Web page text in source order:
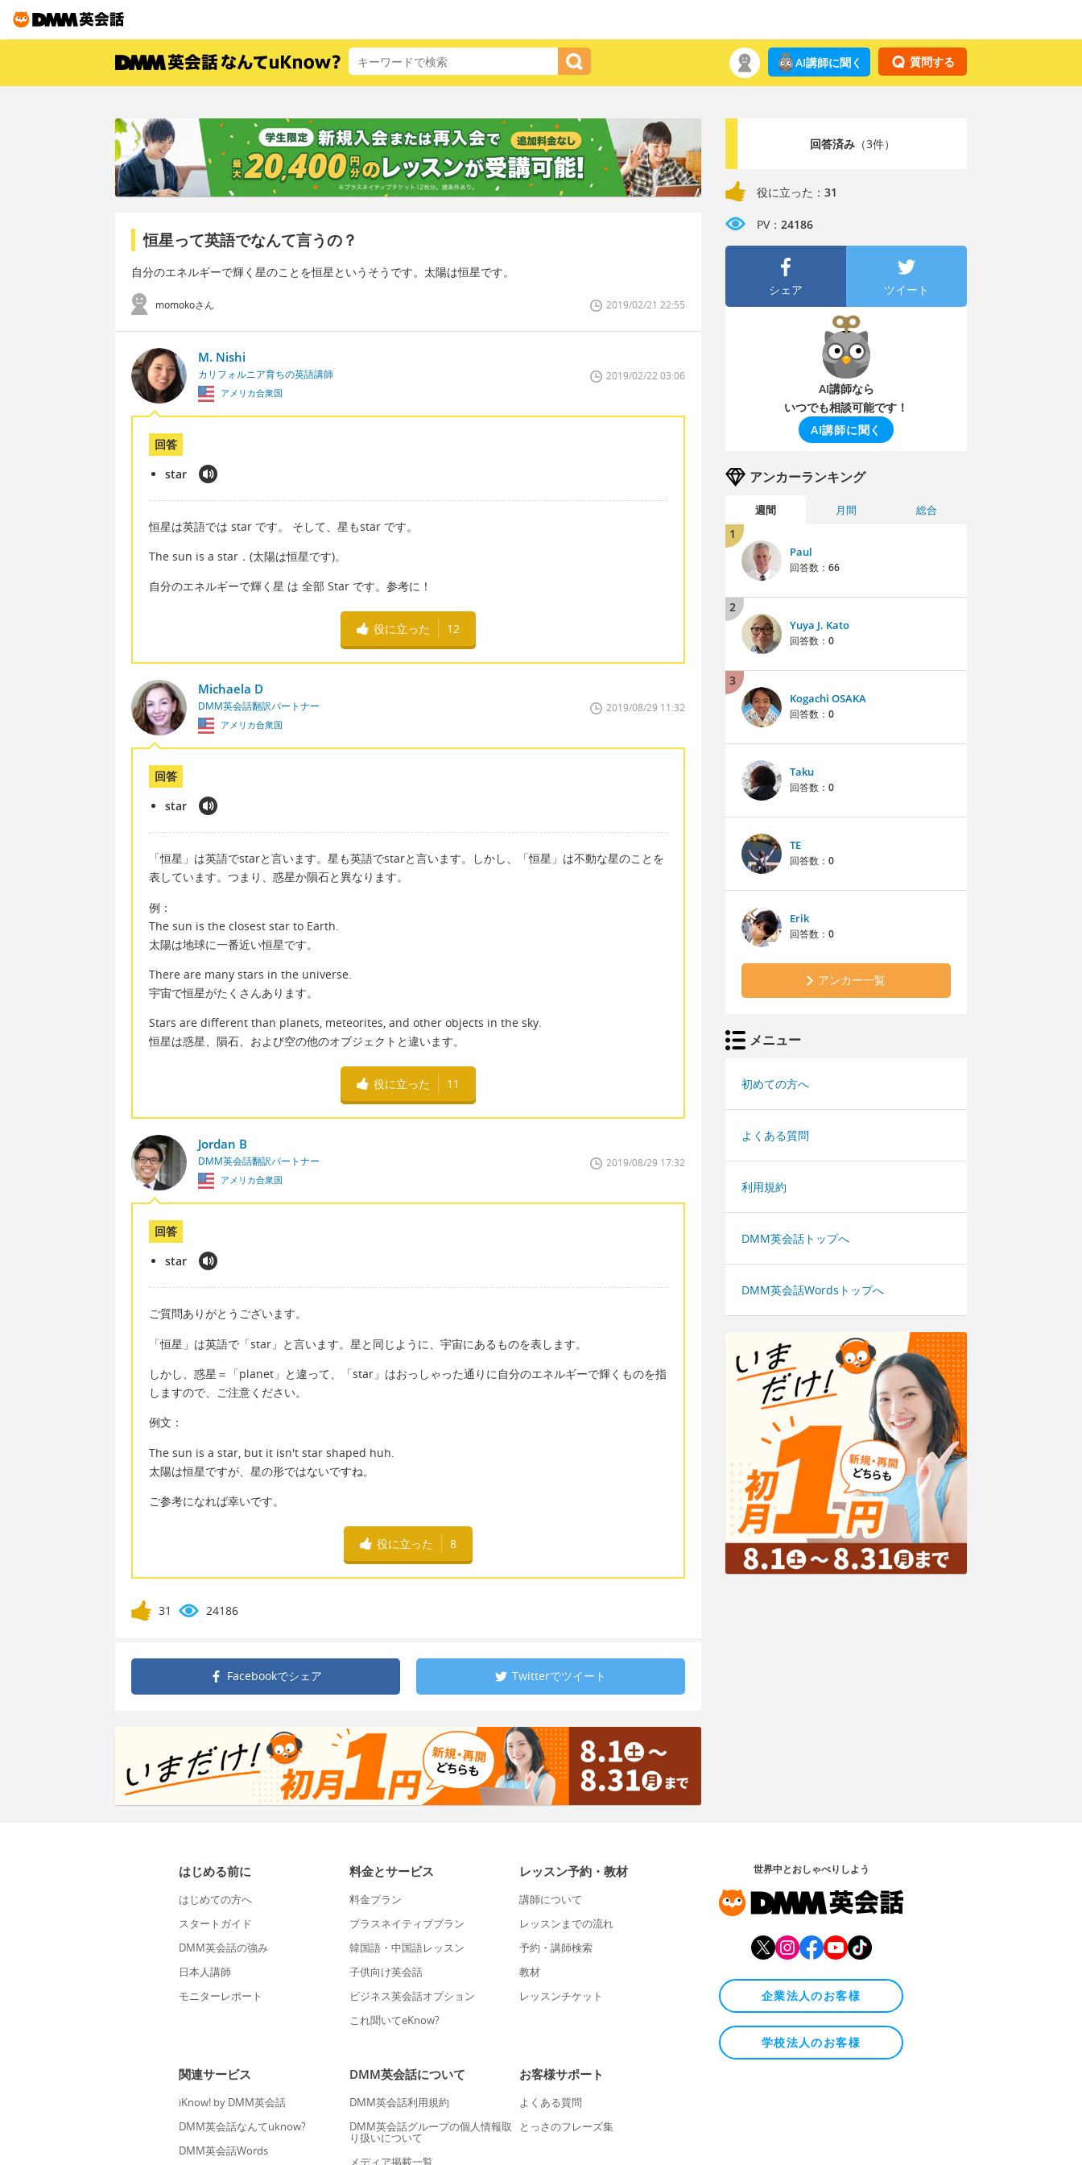
質問する
AI講師に聞く
恒星って英語でなんて言うの？
自分のエネルギーで輝く星のことを恒星というそうです。太陽は恒星です。
momokoさん 2019/02/21 22:55
M. Nishi
カリフォルニア育ちの英語講師
アメリカ合衆国
2019/02/22 03:06
回答
star
恒星は英語では star です。 そして、星もstar です。
The sun is a star．(太陽は恒星です)。
自分のエネルギーで輝く星 は 全部 Star です。参考に！
役に立った 12
Michaela D
DMM英会話翻訳パートナー
アメリカ合衆国
2019/08/29 11:32
回答
star
「恒星」は英語でstarと言います。星も英語でstarと言います。しかし、「恒星」は不動な星のことを
表しています。つまり、惑星か隕石と異なります。
例：
The sun is the closest star to Earth.
太陽は地球に一番近い恒星です。
There are many stars in the universe.
宇宙で恒星がたくさんあります。
Stars are different than planets, meteorites, and other objects in the sky.
恒星は惑星、隕石、および空の他のオブジェクトと違います。
役に立った 11
Jordan B
DMM英会話翻訳パートナー
アメリカ合衆国
2019/08/29 17:32
回答
star
ご質問ありがとうございます。
「恒星」は英語で「star」と言います。星と同じように、宇宙にあるものを表します。
しかし、惑星＝「planet」と違って、「star」はおっしゃった通りに自分のエネルギーで輝くものを指
しますので、ご注意ください。
例文：
The sun is a star, but it isn't star shaped huh.
太陽は恒星ですが、星の形ではないですね。
ご参考になれば幸いです。
役に立った 8
31 24186
Facebookでシェア Twitterでツイート
回答済み（3件）
役に立った： 31
PV： 24186
シェア ツイート
AI講師なら
いつでも相談可能です！
AI講師に聞く
アンカーランキング
週間 月間 総合
1
Paul
回答数： 66
2
Yuya J. Kato
回答数： 0
3
Kogachi OSAKA
回答数： 0
Taku
回答数： 0
TE
回答数： 0
Erik
回答数： 0
アンカー一覧
メニュー
初めての方へ
よくある質問
利用規約
DMM英会話トップへ
DMM英会話Wordsトップへ
はじめる前に
はじめての方へ
スタートガイド
DMM英会話の強み
日本人講師
モニターレポート
料金とサービス
料金プラン
プラスネイティブプラン
韓国語・中国語レッスン
子供向け英会話
ビジネス英会話オプション
これ聞いてeKnow?
レッスン予約・教材
講師について
レッスンまでの流れ
予約・講師検索
教材
レッスンチケット
関連サービス
iKnow! by DMM英会話
DMM英会話なんてuknow?
DMM英会話Words
DMM英会話について
DMM英会話利用規約
DMM英会話グループの個人情報取
り扱いについて
メディア掲載一覧
お客様サポート
よくある質問
とっさのフレーズ集
世界中とおしゃべりしよう
企業法人のお客様
学校法人のお客様